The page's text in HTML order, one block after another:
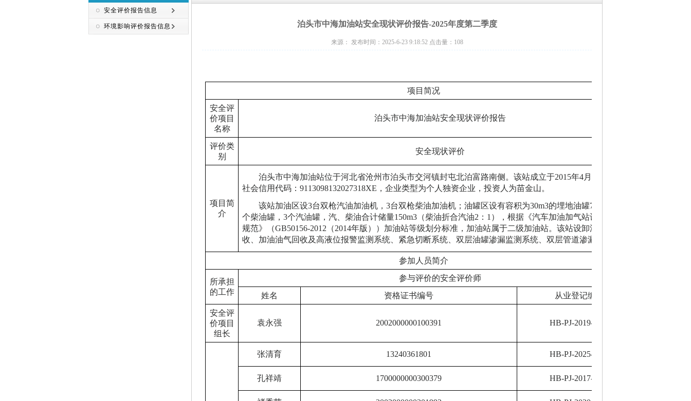
安全评价报告信息
环境影响评价报告信息 泊头市中海加油站安全现状评价报告-2025年度第二季度
来源： 发布时间：2025-6-23 9:18:52 点击量： 108
项目简况
安全评
价项目
名称
泊头市中海加油站安全现状评价报告
评价类
别
安全现状评价
项目简
介
泊头市中海加油站位于河北省沧州市泊头市交河镇封屯北泊富路南侧。该站成立于2015年4月23日，统一
社会信用代码：9113098132027318XE，企业类型为个人独资企业，投资人为苗金山。
该站加油区设3台双枪汽油加油机，3台双枪柴油加油机；油罐区设有容积为30m3的埋地油罐7个，其中4
个柴油罐，3个汽油罐，汽、柴油合计储量150m3（柴油折合汽油2：1），根据《汽车加油加气站设计与施工
规范》（GB50156-2012（2014年版））加油站等级划分标准，加油站属于二级加油站。该站设卸油油气回
收、加油油气回收及高液位报警监测系统、紧急切断系统、双层油罐渗漏监测系统、双层管道渗漏监测系统。
参加人员简介
所承担
的工作
参与评价的安全评价师
姓名
资格证书编号
从业登记编号
安全评
价项目
组长
袁永强 2002000000100391 HB-PJ-2019-2811
张清育 13240361801 HB-PJ-2025-4853
孔祥靖 1700000000300379 HB-PJ-2017-2494